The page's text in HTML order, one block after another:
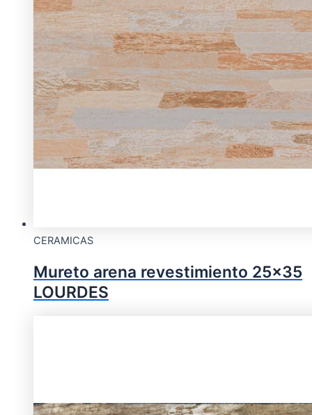
CERAMICAS
Mureto arena revestimiento 25×35
LOURDES